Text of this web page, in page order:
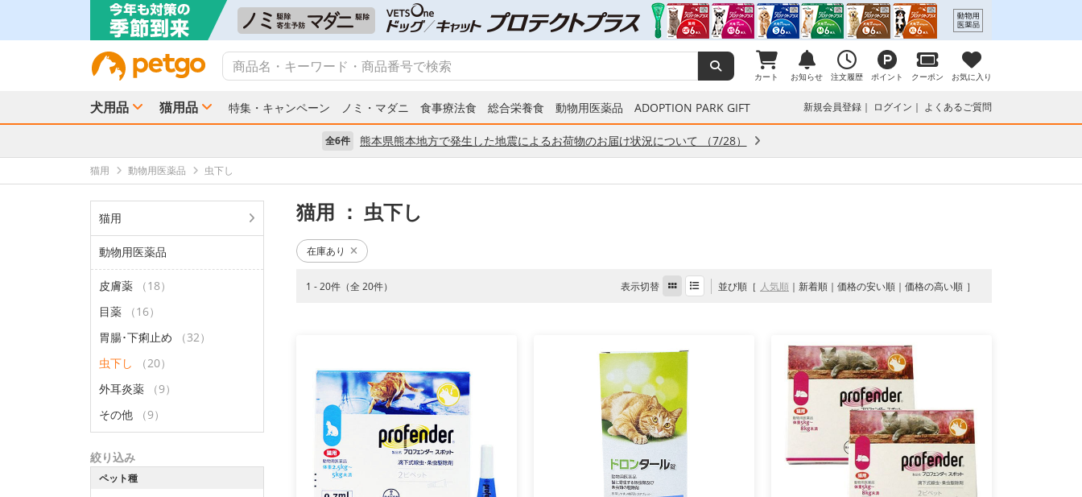
カート お知らせ 注文履歴 ポイント クーポン お気に入り
犬用品 猫用品 特集・キャンペーン ノミ・マダニ 食事療法食 総合栄養食 動物用医薬品 ADOPTION PARK GIFT 新規会員登録 ログイン よくあるご質問
全6件 熊本県熊本地方で発生した地震によるお荷物のお届け状況について （7/28）
猫用 動物用医薬品 虫下し
猫用
動物用医薬品
皮膚薬
（18）
目薬
（16）
胃腸･下痢止め
（32）
虫下し
（20）
外耳炎薬
（9）
その他
（9）
絞り込み
ペット種
猫用 ： 虫下し
在庫あり
1 - 20件（全 20件） 表示切替 並び順 人気順 新着順 価格の安い順 価格の高い順